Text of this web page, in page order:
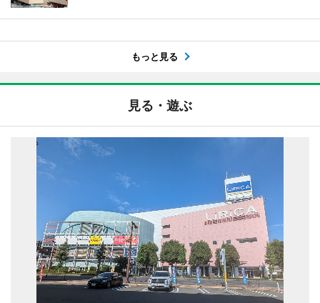
もっと見る
見る・遊ぶ